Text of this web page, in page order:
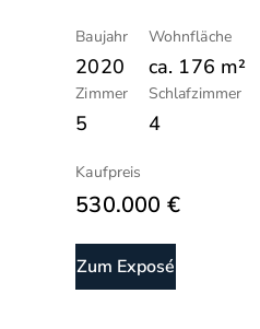
Baujahr
2020
Wohnfläche
ca. 176 m²
Zimmer
5
Schlafzimmer
4
Kaufpreis
530.000 €
Zum Exposé